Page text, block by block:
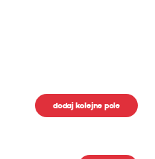
dodaj kolejne pole